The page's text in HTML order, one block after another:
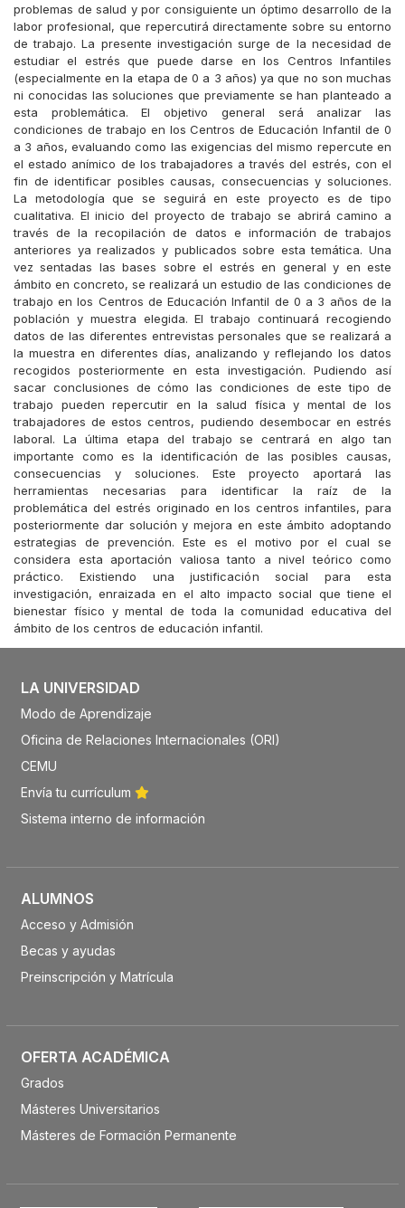
problemas de salud y por consiguiente un óptimo desarrollo de la
labor profesional, que repercutirá directamente sobre su entorno
de trabajo. La presente investigación surge de la necesidad de
estudiar el estrés que puede darse en los Centros Infantiles
(especialmente en la etapa de 0 a 3 años) ya que no son muchas
ni conocidas las soluciones que previamente se han planteado a
esta problemática. El objetivo general será analizar las
condiciones de trabajo en los Centros de Educación Infantil de 0
a 3 años, evaluando como las exigencias del mismo repercute en
el estado anímico de los trabajadores a través del estrés, con el
fin de identificar posibles causas, consecuencias y soluciones.
La metodología que se seguirá en este proyecto es de tipo
cualitativa. El inicio del proyecto de trabajo se abrirá camino a
través de la recopilación de datos e información de trabajos
anteriores ya realizados y publicados sobre esta temática. Una
vez sentadas las bases sobre el estrés en general y en este
ámbito en concreto, se realizará un estudio de las condiciones de
trabajo en los Centros de Educación Infantil de 0 a 3 años de la
población y muestra elegida. El trabajo continuará recogiendo
datos de las diferentes entrevistas personales que se realizará a
la muestra en diferentes días, analizando y reflejando los datos
recogidos posteriormente en esta investigación. Pudiendo así
sacar conclusiones de cómo las condiciones de este tipo de
trabajo pueden repercutir en la salud física y mental de los
trabajadores de estos centros, pudiendo desembocar en estrés
laboral. La última etapa del trabajo se centrará en algo tan
importante como es la identificación de las posibles causas,
consecuencias y soluciones. Este proyecto aportará las
herramientas necesarias para identificar la raíz de la
problemática del estrés originado en los centros infantiles, para
posteriormente dar solución y mejora en este ámbito adoptando
estrategias de prevención. Este es el motivo por el cual se
considera esta aportación valiosa tanto a nivel teórico como
práctico. Existiendo una justificación social para esta
investigación, enraizada en el alto impacto social que tiene el
bienestar físico y mental de toda la comunidad educativa del
ámbito de los centros de educación infantil.
LA UNIVERSIDAD
Modo de Aprendizaje
Oficina de Relaciones Internacionales (ORI)
CEMU
Envía tu currículum
Sistema interno de información
ALUMNOS
Acceso y Admisión
Becas y ayudas
Preinscripción y Matrícula
OFERTA ACADÉMICA
Grados
Másteres Universitarios
Másteres de Formación Permanente